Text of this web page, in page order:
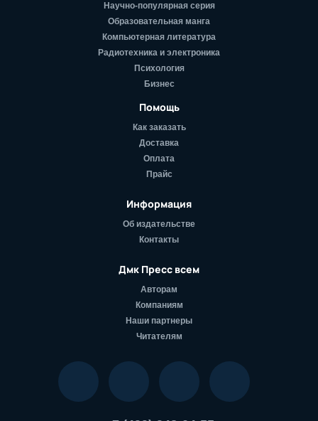
Научно-популярная серия
Образовательная манга
Компьютерная литература
Радиотехника и электроника
Психология
Бизнес
Помощь
Как заказать
Доставка
Оплата
Прайс
Информация
Об издательстве
Контакты
Дмк Пресс всем
Авторам
Компаниям
Наши партнеры
Читателям